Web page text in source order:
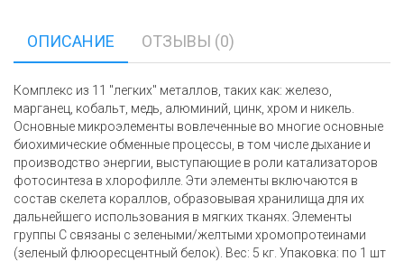
ОПИСАНИЕ ОТЗЫВЫ (0)
Комплекс из 11 "легких" металлов, таких как: железо,
марганец, кобальт, медь, алюминий, цинк, хром и никель.
Основные микроэлементы вовлеченные во многие основные
биохимические обменные процессы, в том числе дыхание и
производство энергии, выступающие в роли катализаторов
фотосинтеза в хлорофилле. Эти элементы включаются в
состав скелета кораллов, образовывая хранилища для их
дальнейшего использования в мягких тканях. Элементы
группы С связаны с зелеными/желтыми хромопротеинами
(зеленый флюоресцентный белок). Вес: 5 кг. Упаковка: по 1 шт